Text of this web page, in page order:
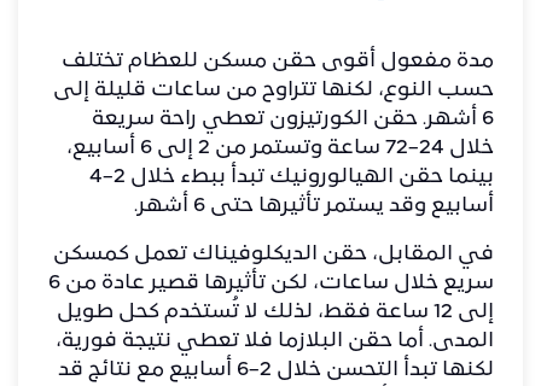
مدة مفعول أقوى حقن مسكن للعظام تختلف
حسب النوع، لكنها تتراوح من ساعات قليلة إلى
6 أشهر. حقن الكورتيزون تعطي راحة سريعة
خلال 24–72 ساعة وتستمر من 2 إلى 6 أسابيع،
بينما حقن الهيالورونيك تبدأ ببطء خلال 2–4
أسابيع وقد يستمر تأثيرها حتى 6 أشهر.
في المقابل، حقن الديكلوفيناك تعمل كمسكن
سريع خلال ساعات، لكن تأثيرها قصير عادة من 6
إلى 12 ساعة فقط، لذلك لا تُستخدم كحل طويل
المدى. أما حقن البلازما فلا تعطي نتيجة فورية،
لكنها تبدأ التحسن خلال 2–6 أسابيع مع نتائج قد